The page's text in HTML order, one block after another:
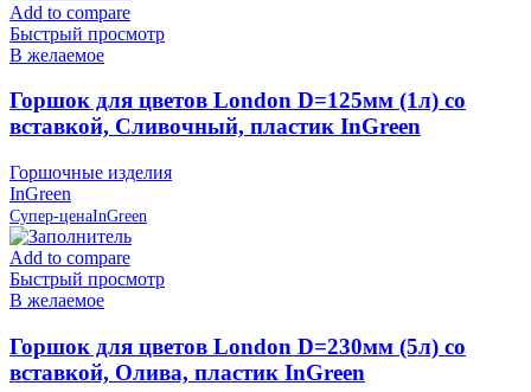
Add to compare
Быстрый просмотр
В желаемое
Горшок для цветов London D=125мм (1л) со
вставкой, Сливочный, пластик InGreen
Горшочные изделия
InGreen
Супер-ценаInGreen
Add to compare
Быстрый просмотр
В желаемое
Горшок для цветов London D=230мм (5л) со
вставкой, Олива, пластик InGreen